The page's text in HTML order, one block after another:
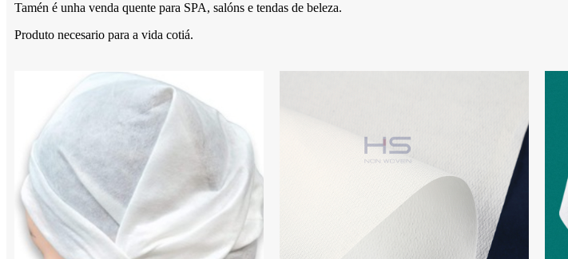
Tamén é unha venda quente para SPA, salóns e tendas de beleza.
Produto necesario para a vida cotiá.